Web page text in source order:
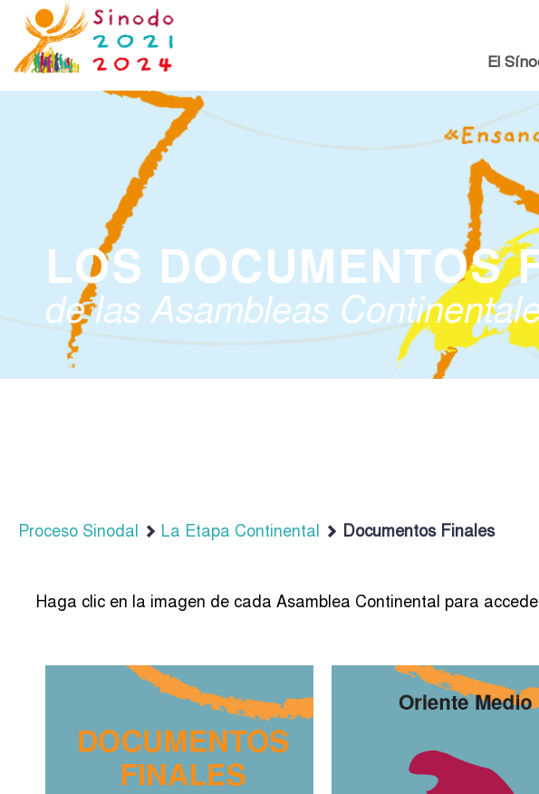
El
LOS DOCUMENTOS
de las Asambleas
Proceso Sinodal La Etapa Continental Documentos Finales
Haga clic en la imagen de cada Asamblea Continental para